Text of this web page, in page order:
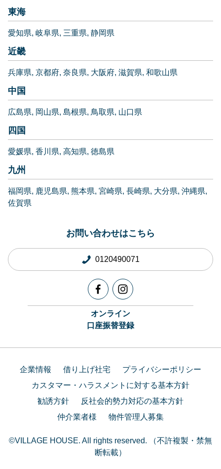
東海
愛知県 岐阜県 三重県 静岡県
近畿
兵庫県 京都府 奈良県 大阪府 滋賀県 和歌山県
中国
広島県 岡山県 島根県 鳥取県 山口県
四国
愛媛県 香川県 高知県 徳島県
九州
福岡県 鹿児島県 熊本県 宮崎県 長崎県 大分県 沖縄県
佐賀県
お問い合わせはこちら
0120490071
オンライン
口座振替登録
企業情報 借り上げ社宅
プライバシーポリシー
カスタマー・ハラスメントに対する基本方針
勧誘方針
反社会的勢力対応の基本方針
仲介業者様
物件管理人募集
©VILLAGE HOUSE. All rights reserved. （不許複製・禁無
断転載）